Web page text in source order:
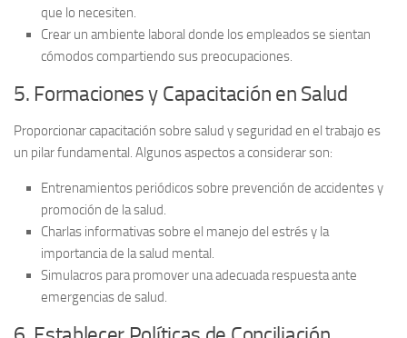
que lo necesiten.
Crear un ambiente laboral donde los empleados se sientan
cómodos compartiendo sus preocupaciones.
5. Formaciones y Capacitación en Salud
Proporcionar capacitación sobre salud y seguridad en el trabajo es
un pilar fundamental. Algunos aspectos a considerar son:
Entrenamientos periódicossobre prevención de accidentes y
promoción de la salud.
Charlas informativassobre el manejo del estrés y la
importancia de la salud mental.
Simulacros para promover una adecuada respuesta ante
emergencias de salud.